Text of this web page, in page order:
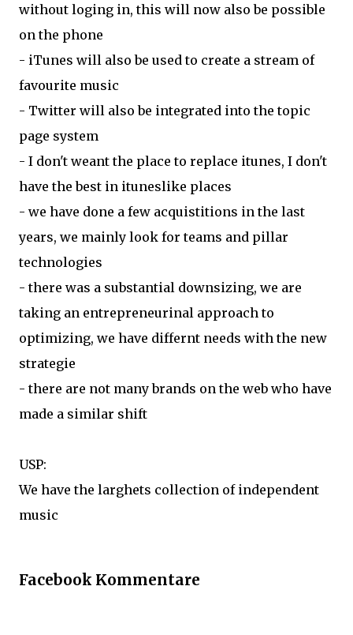
without loging in, this will now also be possible
on the phone
- iTunes will also be used to create a stream of
favourite music
- Twitter will also be integrated into the topic
page system
- I don't weant the place to replace itunes, I don't
have the best in ituneslike places
- we have done a few acquistitions in the last
years, we mainly look for teams and pillar
technologies
- there was a substantial downsizing, we are
taking an entrepreneurinal approach to
optimizing, we have differnt needs with the new
strategie
- there are not many brands on the web who have
made a similar shift
USP:
We have the larghets collection of independent
music
Facebook Kommentare